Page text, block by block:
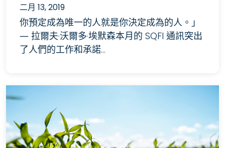
二月 13, 2019
你預定成為唯一的人就是你決定成為的人。」
― 拉爾夫·沃爾多·埃默森本月的 SQFI 通訊突出
了人們的工作和承諾...